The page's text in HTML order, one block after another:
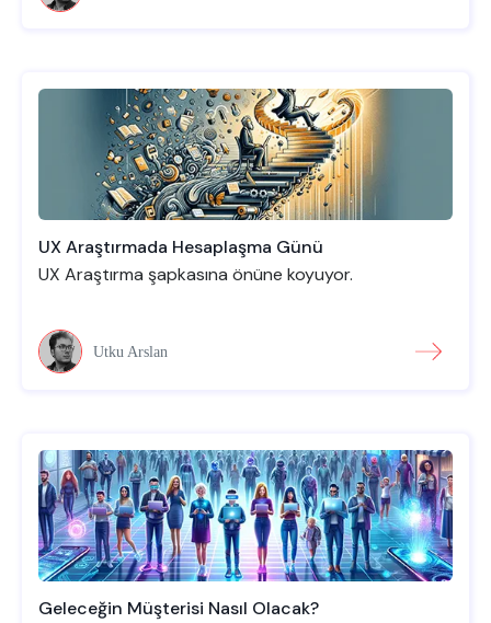
UX Araştırmada Hesaplaşma Günü
UX Araştırma şapkasına önüne koyuyor.
Utku Arslan
Geleceğin Müşterisi Nasıl Olacak?